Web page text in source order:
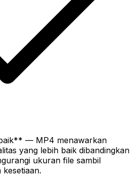
— MP4 menawarkan
yang lebih baik dibandingkan
ukuran file sambil